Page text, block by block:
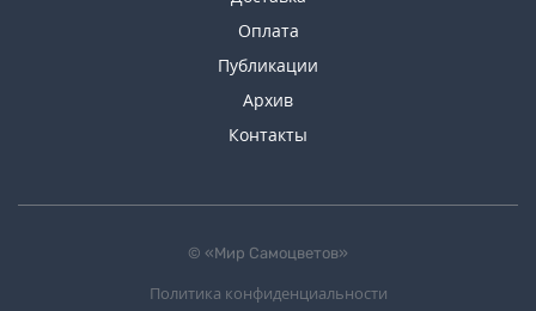
Оплата
Публикации
Архив
Контакты
© «Мир Самоцветов»
Политика конфиденциальности